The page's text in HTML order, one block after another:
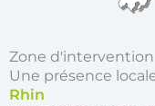
Zone d'intervention
Une présence
Rhin